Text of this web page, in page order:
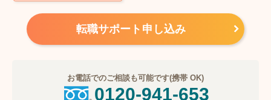
転職サポート申し込み
お電話でのご相談も可能です(携帯 OK)
0120-941-653